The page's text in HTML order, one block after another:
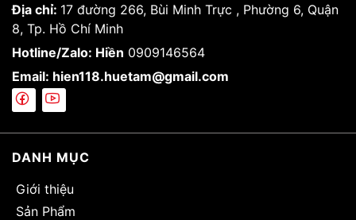
Địa chỉ: 17 đường 266, Bùi Minh Trực , Phường 6, Quận
8, Tp. Hồ Chí Minh
Hotline/Zalo: Hiền 0909146564
Email: hien118.huetam@gmail.com
DANH MỤC
Giới thiệu
Sản Phẩm